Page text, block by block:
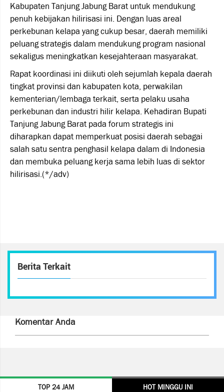
Kabupaten Tanjung Jabung Barat untuk mendukung
penuh kebijakan hilirisasi ini. Dengan luas areal
perkebunan kelapa yang cukup besar, daerah memiliki
peluang strategis dalam mendukung program nasional
sekaligus meningkatkan kesejahteraan masyarakat.
Rapat koordinasi ini diikuti oleh sejumlah kepala daerah
tingkat provinsi dan kabupaten kota, perwakilan
kementerian/lembaga terkait, serta pelaku usaha
perkebunan dan industri hilir kelapa. Kehadiran Bupati
Tanjung Jabung Barat pada forum strategis ini
diharapkan dapat memperkuat posisi daerah sebagai
salah satu sentra penghasil kelapa dalam di Indonesia
dan membuka peluang kerja sama lebih luas di sektor
hilirisasi.(*/adv)
Berita Terkait
Komentar Anda
TOP 24 JAM HOT MINGGU INI